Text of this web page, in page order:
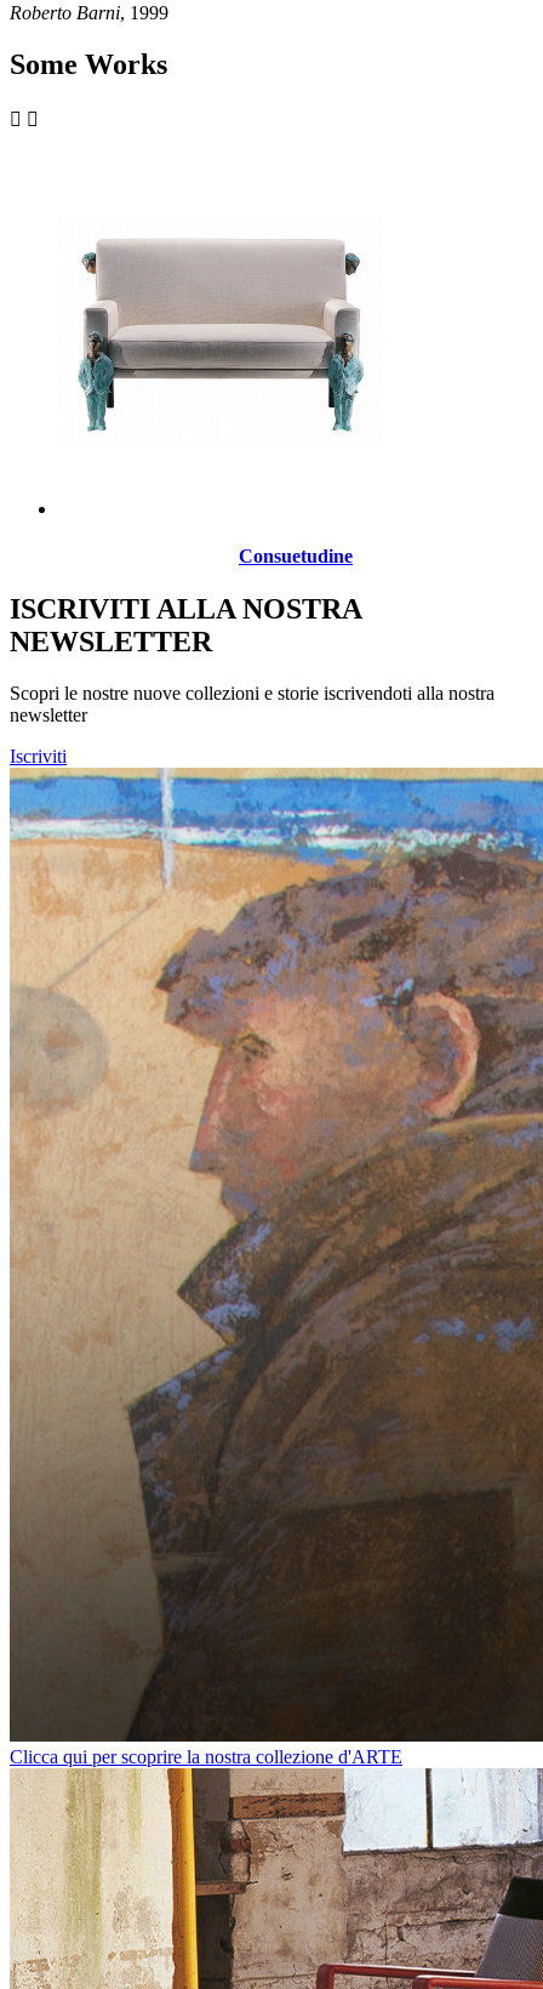
Roberto Barni, 1999
Some Works
 
Consuetudine
ISCRIVITI ALLA NOSTRA
NEWSLETTER
Scopri le nostre nuove collezioni e storie iscrivendoti alla nostra
newsletter
Iscriviti
Clicca qui per scoprire la nostra collezione d'ARTE